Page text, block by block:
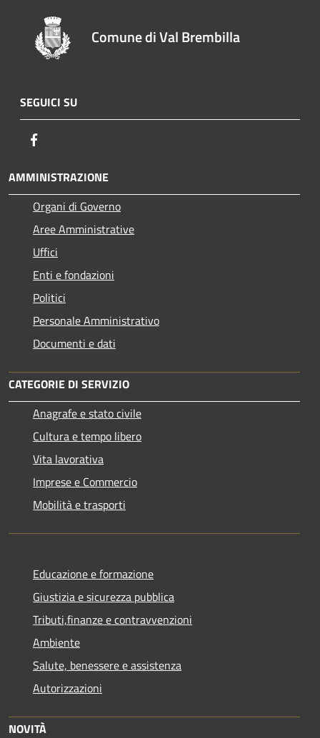
Comune di Val Brembilla
SEGUICI SU
AMMINISTRAZIONE
Organi di Governo
Aree Amministrative
Uffici
Enti e fondazioni
Politici
Personale Amministrativo
Documenti e dati
CATEGORIE DI SERVIZIO
Anagrafe e stato civile
Cultura e tempo libero
Vita lavorativa
Imprese e Commercio
Mobilità e trasporti
Educazione e formazione
Giustizia e sicurezza pubblica
Tributi,finanze e contravvenzioni
Ambiente
Salute, benessere e assistenza
Autorizzazioni
NOVITÀ